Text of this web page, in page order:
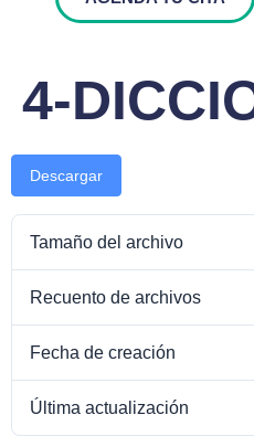
4-
Descargar
Tamaño del archivo
Recuento de archivos
Fecha de creación
Última actualización